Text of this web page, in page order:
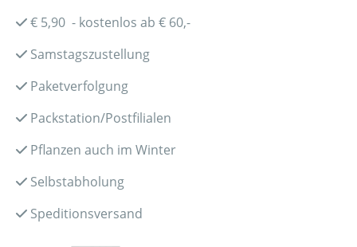
€ 5,90 - kostenlos ab € 60,-
Samstagszustellung
Paketverfolgung
Packstation/Postfilialen
Pflanzen auch im Winter
Selbstabholung
Speditionsversand